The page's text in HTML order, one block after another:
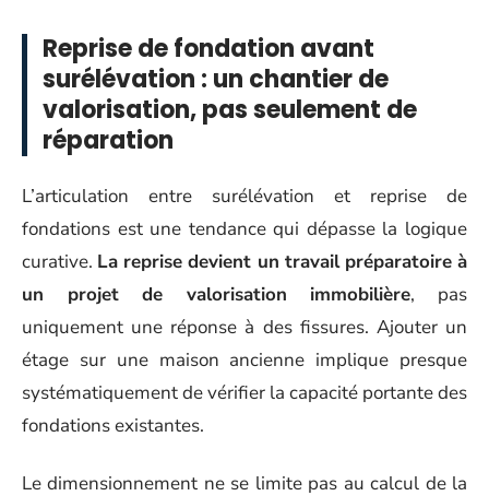
Reprise de fondation avant
surélévation : un chantier de
valorisation, pas seulement de
réparation
L’articulation entre surélévation et reprise de
fondations est une tendance qui dépasse la logique
curative. La reprise devient un travail préparatoire à
un projet de valorisation immobilière, pas
uniquement une réponse à des fissures. Ajouter un
étage sur une maison ancienne implique presque
systématiquement de vérifier la capacité portante des
fondations existantes.
Le dimensionnement ne se limite pas au calcul de la